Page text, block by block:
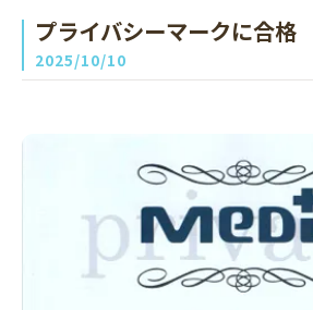
プライバシーマークに合格
2025/10/10